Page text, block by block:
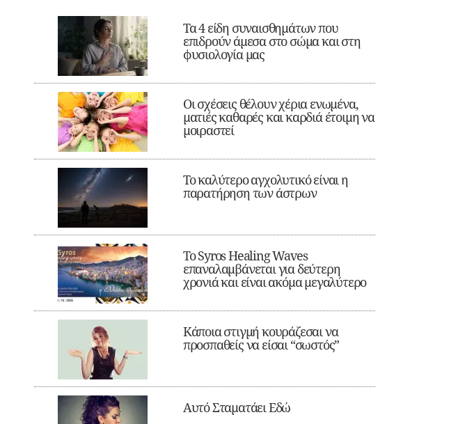
Τα 4 είδη συναισθημάτων που
επιδρούν άμεσα στο σώμα και στη
φυσιολογία μας
Οι σχέσεις θέλουν χέρια ενωμένα,
ματιές καθαρές και καρδιά έτοιμη να
μοιραστεί
Το καλύτερο αγχολυτικό είναι η
παρατήρηση των άστρων
Το Syros Healing Waves
επαναλαμβάνεται για δεύτερη
χρονιά και είναι ακόμα μεγαλύτερο
Κάποια στιγμή κουράζεσαι να
προσπαθείς να είσαι “σωστός”
Αυτό Σταματάει Εδώ